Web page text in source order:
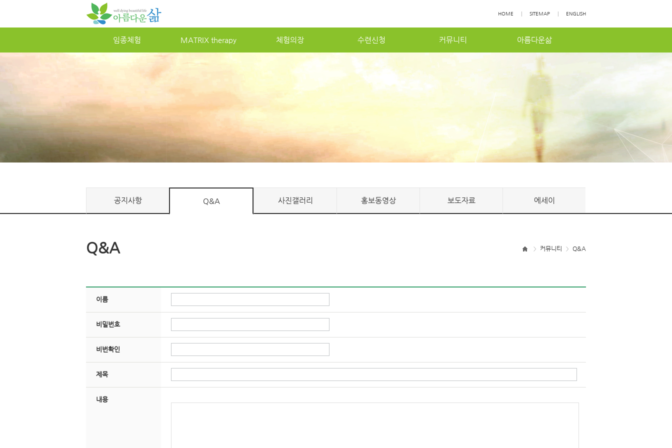
HOME SITEMAP ENGLISH
임종체험 MATRIXtherapy 체험의장 수련신청 커뮤니티 아름다운삶
공지사항 Q&A 사진갤러리 홍보동영상 보도자료 에세이
Q&A > 커뮤니티 > Q&A
이름
비밀번호
비번확인
제목
내용